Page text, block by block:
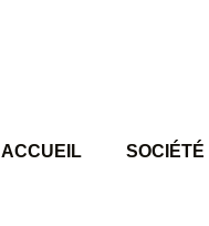
ACCUEIL SOCIÉTÉ